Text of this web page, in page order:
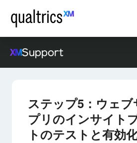
Support
ステップ5：ウェ
プリのインサイト
トのテストと有効